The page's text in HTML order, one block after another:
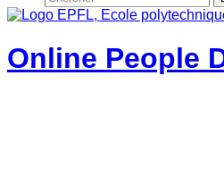
Online People